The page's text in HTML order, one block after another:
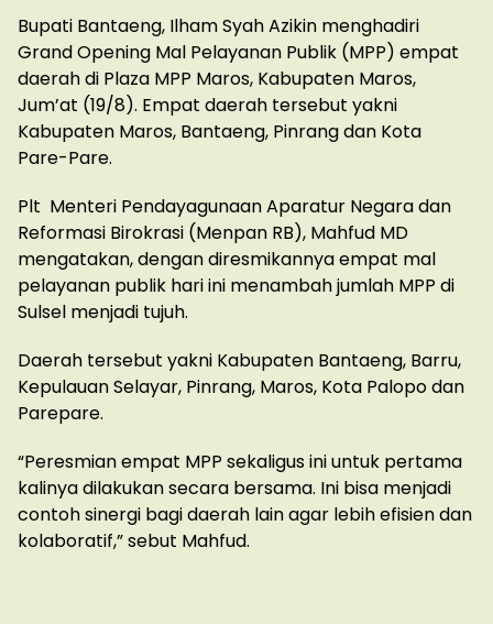
Bupati Bantaeng, Ilham Syah Azikin menghadiri
Grand Opening Mal Pelayanan Publik (MPP) empat
daerah di Plaza MPP Maros, Kabupaten Maros,
Jum’at (19/8). Empat daerah tersebut yakni
Kabupaten Maros, Bantaeng, Pinrang dan Kota
Pare-Pare.
Plt Menteri Pendayagunaan Aparatur Negara dan
Reformasi Birokrasi (Menpan RB), Mahfud MD
mengatakan, dengan diresmikannya empat mal
pelayanan publik hari ini menambah jumlah MPP di
Sulsel menjadi tujuh.
Daerah tersebut yakni Kabupaten Bantaeng, Barru,
Kepulauan Selayar, Pinrang, Maros, Kota Palopo dan
Parepare.
“Peresmian empat MPP sekaligus ini untuk pertama
kalinya dilakukan secara bersama. Ini bisa menjadi
contoh sinergi bagi daerah lain agar lebih efisien dan
kolaboratif,” sebut Mahfud.